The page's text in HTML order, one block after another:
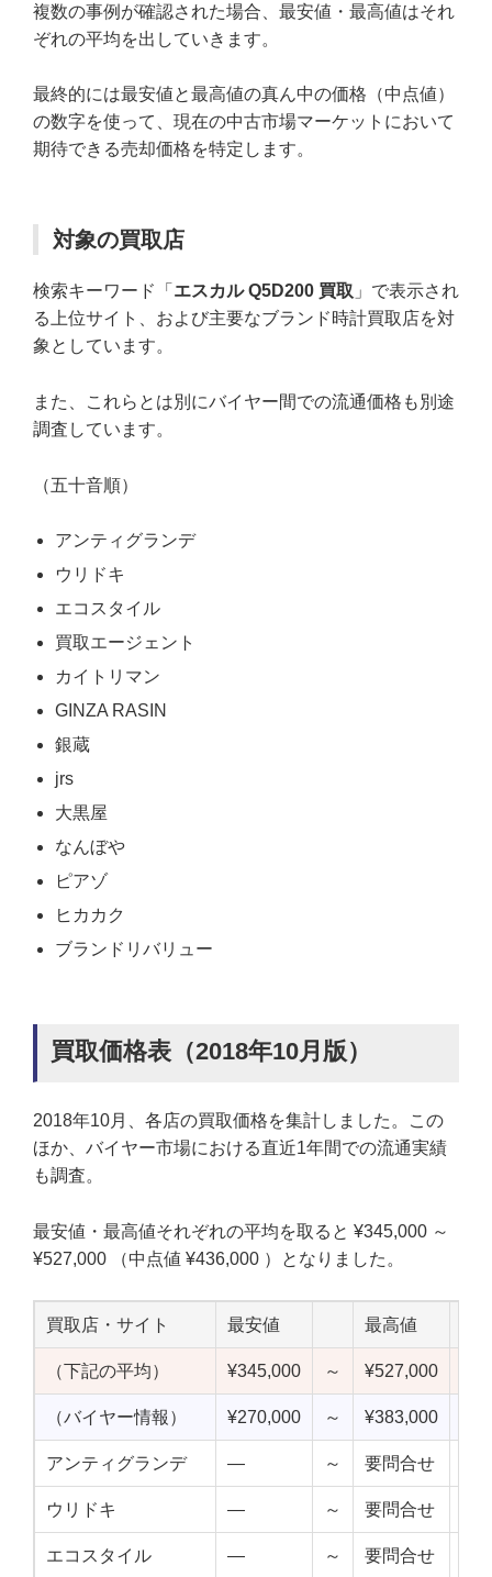
複数の事例が確認された場合、最安値・最高値はそれ
ぞれの平均を出していきます。
最終的には最安値と最高値の真ん中の価格（中点値）
の数字を使って、現在の中古市場マーケットにおいて
期待できる売却価格を特定します。
対象の買取店
検索キーワード「 エスカル Q5D200 買取 」で表示され
る上位サイト、および主要なブランド時計買取店を対
象としています。
また、これらとは別にバイヤー間での流通価格も別途
調査しています。
（五十音順）
アンティグランデ
ウリドキ
エコスタイル
買取エージェント
カイトリマン
GINZA RASIN
銀蔵
jrs
大黒屋
なんぼや
ピアゾ
ヒカカク
ブランドリバリュー
買取価格表（2018年10月版）
2018年10月、各店の買取価格を集計しました。この
ほか、バイヤー市場における直近1年間での流通実績
も調査。
最安値・最高値それぞれの平均を取ると ¥345,000 ～
¥527,000 （中点値 ¥436,000 ）となりました。
買取店・サイト 最安値 最高値
（下記の平均） ¥345,000 ～ ¥527,000
（バイヤー情報） ¥270,000 ～ ¥383,000
アンティグランデ — ～ 要問合せ
ウリドキ — ～ 要問合せ
エコスタイル — ～ 要問合せ